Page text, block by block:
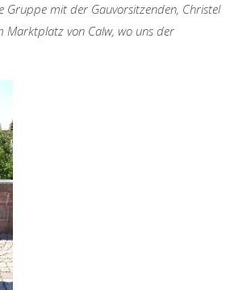
Gruppe mit der Gauvorsitzenden, Christel
Marktplatz von Calw, wo uns der